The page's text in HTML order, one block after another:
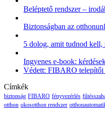
Beléptető rendszer –
Biztonságban az
5 dolog, amit tudnod kell,
Ingyenes e-book:
Védett: FIBARO telepítői
Címkék
biztonság FIBARO fényvezérlés
otthon okosotthon rendszer